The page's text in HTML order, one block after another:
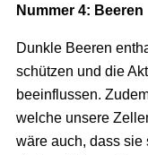
Nummer 4: Beeren
Dunkle Beeren
schützen und die
beeinflussen.
welche unsere
wäre auch, dass sie